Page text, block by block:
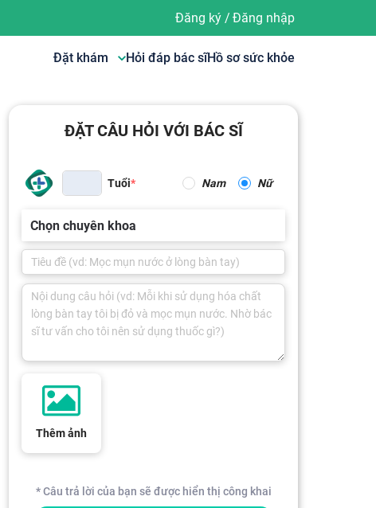
Đăng ký/ Đăng nhập
Đặt khám Hỏi đáp bác sĩHồ sơ sức khỏe
ĐẶT CÂU HỎI VỚI BÁC SĨ
Tuổi Nam Nữ
Chọn chuyên khoa
Thêm ảnh
* Câu trả lời của bạn sẽ được hiển thị công khai